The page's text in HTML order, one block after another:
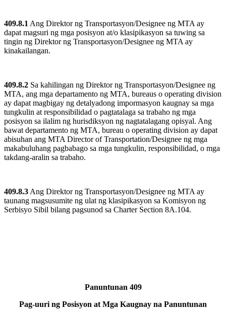
409.8.1 Ang Direktor ng Transportasyon/Designee ng MTA ay
dapat magsuri ng mga posisyon at/o klasipikasyon sa tuwing sa
tingin ng Direktor ng Transportasyon/Designee ng MTA ay
kinakailangan.
409.8.2 Sa kahilingan ng Direktor ng Transportasyon/Designee ng
MTA, ang mga departamento ng MTA, bureaus o operating division
ay dapat magbigay ng detalyadong impormasyon kaugnay sa mga
tungkulin at responsibilidad o pagtatalaga sa trabaho ng mga
posisyon sa ilalim ng hurisdiksyon ng nagtatalagang opisyal. Ang
bawat departamento ng MTA, bureau o operating division ay dapat
abisuhan ang MTA Director of Transportation/Designee ng mga
makabuluhang pagbabago sa mga tungkulin, responsibilidad, o mga
takdang-aralin sa trabaho.
409.8.3 Ang Direktor ng Transportasyon/Designee ng MTA ay
taunang magsusumite ng ulat ng klasipikasyon sa Komisyon ng
Serbisyo Sibil bilang pagsunod sa Charter Section 8A.104.
Panuntunan 409
Pag-uuri ng Posisyon at Mga Kaugnay na Panuntunan